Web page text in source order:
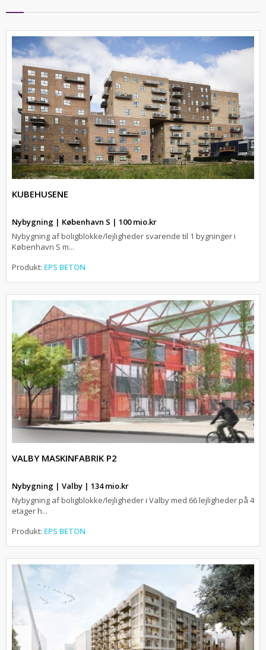
KUBEHUSENE
Nybygning | København S | 100 mio.kr
Nybygning af boligblokke/lejligheder svarende til 1 bygninger i
København S m...
Produkt: EPS BETON
VALBY MASKINFABRIK P2
Nybygning | Valby | 134 mio.kr
Nybygning af boligblokke/lejligheder i Valby med 66 lejligheder på 4
etager h...
Produkt: EPS BETON